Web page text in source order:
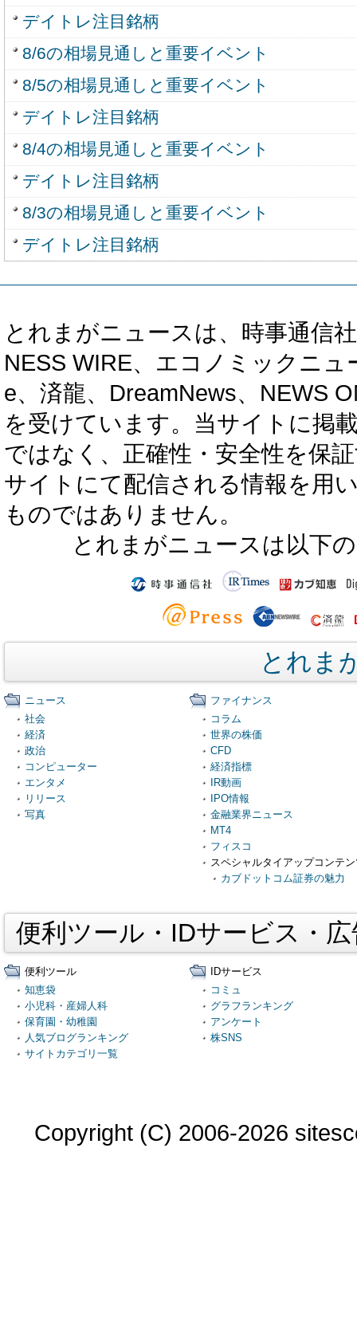
デイトレ注目銘柄
8/6の相場見通しと重要イベント
8/5の相場見通しと重要イベント
デイトレ注目銘柄
8/4の相場見通しと重要イベント
デイトレ注目銘柄
8/3の相場見通しと重要イベント
デイトレ注目銘柄
とれまがニュースは、時事通信
NESS WIRE、エコノミックニ
e、済龍、DreamNews、NEWS
を受けています。当サイトに掲
ではなく、正確性・安全性を保
サイトにて配信される情報を用
ものではありません。
とれまがニュースは以下
とれま
ニュース
社会
経済
政治
コンピューター
エンタメ
リリース
写真
ファイナンス
コラム
世界の株価
CFD
経済指標
IR動画
IPO情報
金融業界ニュース
MT4
フィスコ
スペシャルタイアップコンテ
カブドットコム証券の魅力
便利ツール・IDサービス・
便利ツール
知恵袋
小児科・産婦人科
保育園・幼稚園
人気ブログランキング
サイトカテゴリ一覧
IDサービス
コミュ
グラフランキング
アンケート
株SNS
Copyright (C) 2006-2026